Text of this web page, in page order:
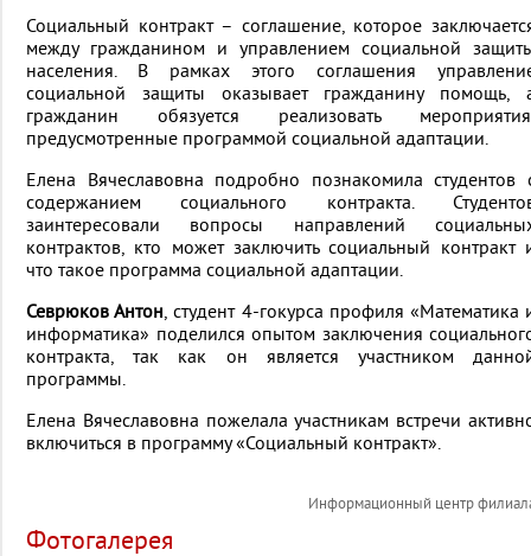
Социальный контракт – соглашение, которое
между гражданином и управлением социальной
населения. В рамках этого соглашения
социальной защиты оказывает гражданину помощь,
гражданин обязуется реализовать
предусмотренные программой социальной адаптации.
Елена Вячеславовна подробно познакомила студентов
содержанием социального контракта.
заинтересовали вопросы направлений
контрактов, кто может заключить социальный контракт
что такое программа социальной адаптации.
Севрюков Антон, студент 4-гокурса профиля «Математика
информатика» поделился опытом заключения
контракта, так как он является участником
программы.
Елена Вячеславовна пожелала участникам встречи
включиться в программу «Социальный контракт».
Информационный центр
Фотогалерея